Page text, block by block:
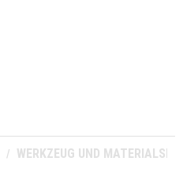
/ WERKZEUG UND